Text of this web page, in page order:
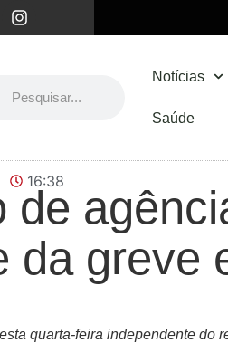
Notícias
Saúde
16:38
de
da greve
quarta-feira independente do